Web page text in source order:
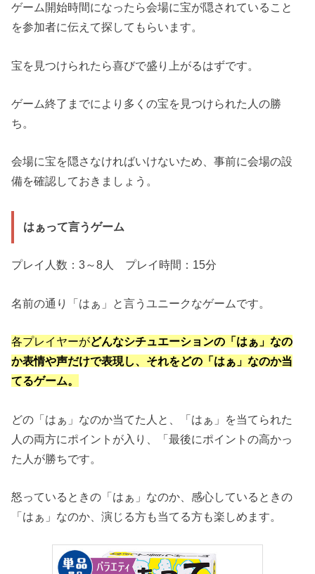
ゲーム開始時間になったら会場に宝が隠されていること
を参加者に伝えて探してもらいます。
宝を見つけられたら喜びで盛り上がるはずです。
ゲーム終了までにより多くの宝を見つけられた人の勝
ち。
会場に宝を隠さなければいけないため、事前に会場の設
備を確認しておきましょう。
はぁって言うゲーム
プレイ人数：3～8人 プレイ時間：15分
名前の通り「はぁ」と言うユニークなゲームです。
各プレイヤーがどんなシチュエーションの「はぁ」なの
か表情や声だけで表現し、それをどの「はぁ」なのか当
てるゲーム。
どの「はぁ」なのか当てた人と、「はぁ」を当てられた
人の両方にポイントが入り、「最後にポイントの高かっ
た人が勝ちです。
怒っているときの「はぁ」なのか、感心しているときの
「はぁ」なのか、演じる方も当てる方も楽しめます。